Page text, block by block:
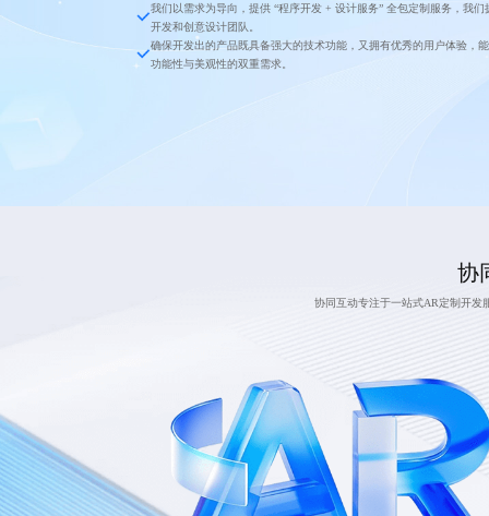
我们以需求为导向，提供 “程序开发 + 设计服务” 全包定制服务，我们
开发和创意设计团队。
确保开发出的产品既具备强大的技术功能，又拥有优秀的用户体验，
功能性与美观性的双重需求。
协
协同互动专注于一站式AR定制开发